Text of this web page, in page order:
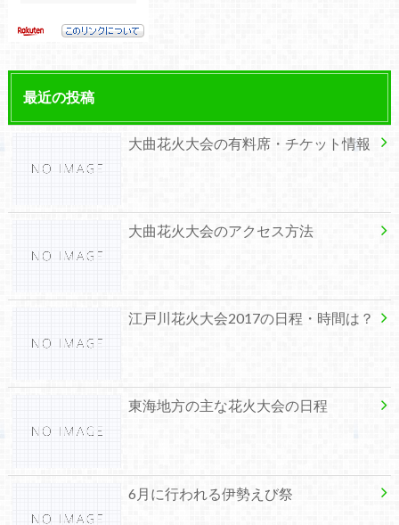
最近の投稿
大曲花火大会の有料席・チケット情報
大曲花火大会のアクセス方法
江戸川花火大会2017の日程・時間は？
東海地方の主な花火大会の日程
6月に行われる伊勢えび祭